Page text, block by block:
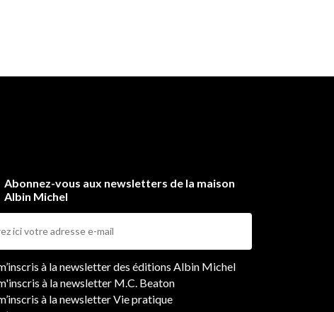
Abonnez-vous aux newsletters de la maison
Albin Michel
à la newsletter des éditions Albin Michel
à la newsletter M.C. Beaton
à la newsletter Vie pratique